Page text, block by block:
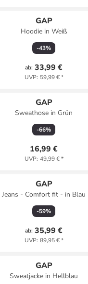
GAP
Hoodie in Weiß
-43%
ab: 33,99 €
UVP: 59,99 €*
GAP
Sweathose in Grün
-66%
16,99 €
UVP: 49,99 €*
GAP
Jeans - Comfort fit - in Blau
-59%
ab: 35,99 €
UVP: 89,95 €*
GAP
Sweatjacke in Hellblau